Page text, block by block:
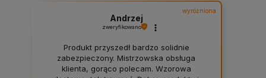
wyróżniona
Andrzej
zweryfikowano
Produkt przyszedł bardzo solidnie
zabezpieczony. Mistrzowska obsługa
klienta, gorąco polecam. Wzorowa